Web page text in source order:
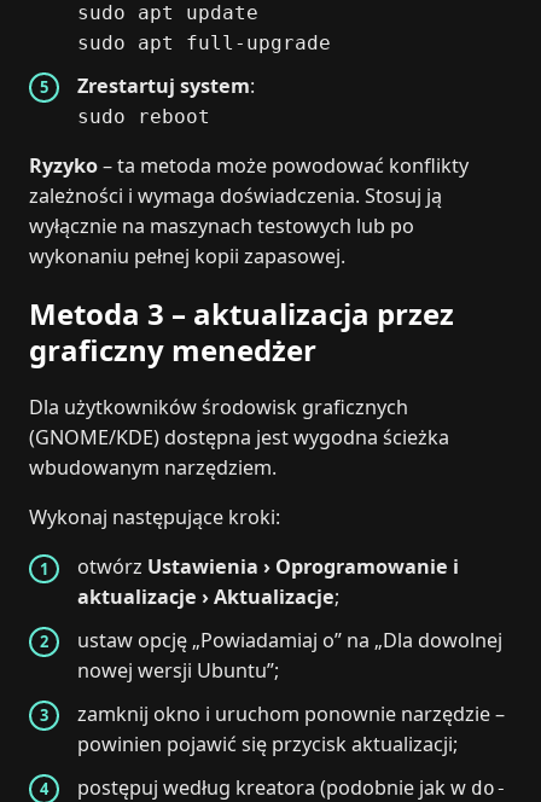
sudo apt update
sudo apt full-upgrade
Zrestartuj system:
sudo reboot
Ryzyko– ta metoda może powodować konflikty
zależności i wymaga doświadczenia. Stosuj ją
wyłącznie na maszynach testowych lub po
wykonaniu pełnej kopii zapasowej.
Metoda 3 – aktualizacja przez
graficzny menedżer
Dla użytkowników środowisk graficznych
(GNOME/KDE) dostępna jest wygodna ścieżka
wbudowanym narzędziem.
Wykonaj następujące kroki:
otwórz Ustawienia › Oprogramowanie i
aktualizacje › Aktualizacje;
ustaw opcję „Powiadamiaj o” na „Dla dowolnej
nowej wersji Ubuntu”;
zamknij okno i uruchom ponownie narzędzie –
powinien pojawić się przycisk aktualizacji;
postępuj według kreatora (podobnie jak w do-